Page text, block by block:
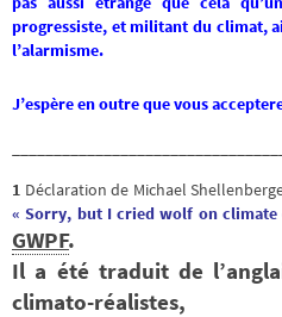
progressiste, et militant du climat,
l’alarmisme.
J’espère en outre que vous
1 Déclaration de Michael
« Sorry, but I cried wolf on climate
GWPF.
Il a été traduit de
climato-réalistes,